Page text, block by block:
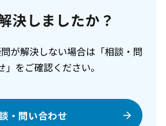
決しましたか？
が解決しない場合は「相談・問
」をご確認ください。
・問い合わせ